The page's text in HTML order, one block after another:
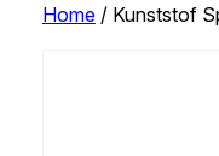
Home/ Kunststof